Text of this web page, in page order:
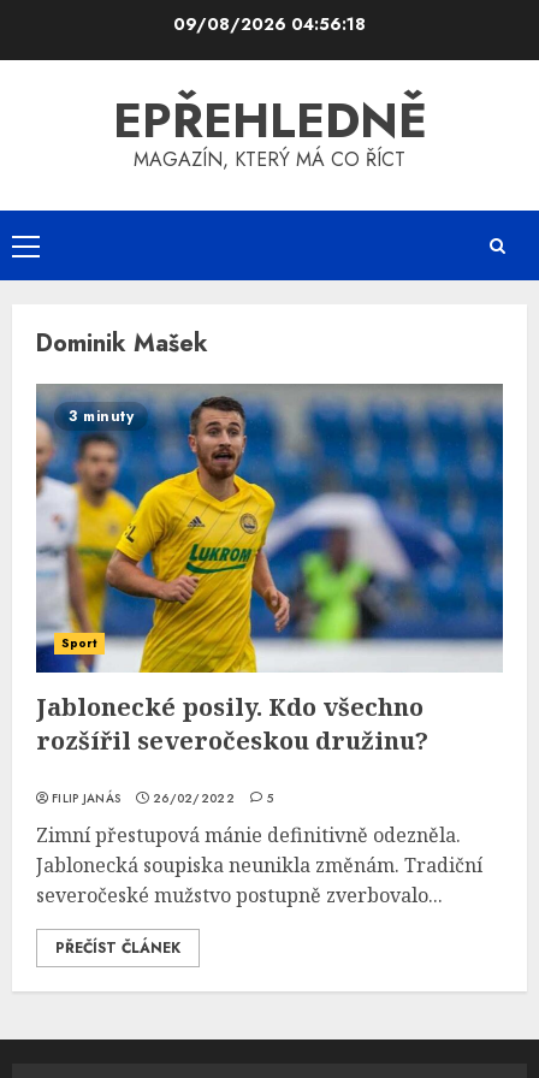
09/08/2026 04:56:18
EPŘEHLEDNĚ
MAGAZÍN, KTERÝ MÁ CO ŘÍCT
Primary
Menu
Dominik Mašek
3 minuty
Sport
Jablonecké posily. Kdo všechno
rozšířil severočeskou družinu?
FILIP JANÁS 26/02/2022 5
Zimní přestupová mánie definitivně odezněla.
Jablonecká soupiska neunikla změnám. Tradiční
severočeské mužstvo postupně zverbovalo...
PŘEČÍST ČLÁNEK